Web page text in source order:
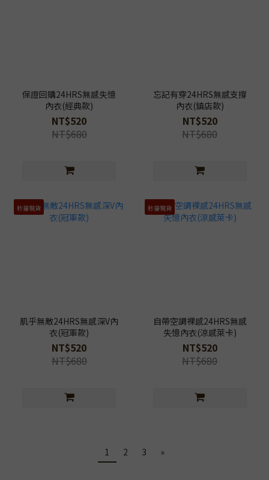
保證回購24HRS無感失憶
內衣(經典款)
NT$520
NT$680
忘記有穿24HRS無感支撐
內衣(鎮店款)
NT$520
NT$680
秒搶現貨
肌乎無敵24HRS無感深V內
衣(冠軍款)
NT$520
NT$680
秒搶現貨
自帶空調裸感24HRS無感
失憶內衣(涼感萊卡)
NT$520
NT$680
1 2 3 »